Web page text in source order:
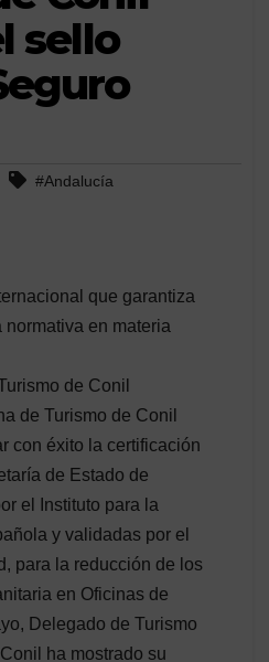
sello
#Andalucía
que garantiza
en materia
de Conil
de Turismo de Conil
con éxito la certificación
de Estado de
el Instituto para la
y validadas por el
para la reducción de los
en Oficinas de
Delegado de Turismo
ha mostrado su